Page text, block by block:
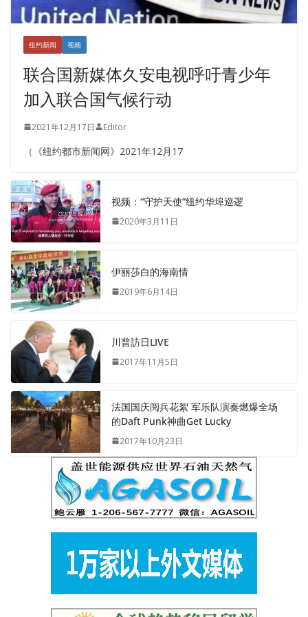
纽约新闻 视频
联合国新媒体久安电视呼吁青少年
加入联合国气候行动
2021年12月17日 Editor
（《纽约都市新闻网》2021年12月17
视频：“守护天使”纽约华埠巡逻
2020年3月11日
伊丽莎白的海南情
2019年6月14日
川普訪日LIVE
2017年11月5日
法国国庆阅兵花絮 军乐队演奏燃爆全场
的Daft Punk神曲Get Lucky
2017年10月23日